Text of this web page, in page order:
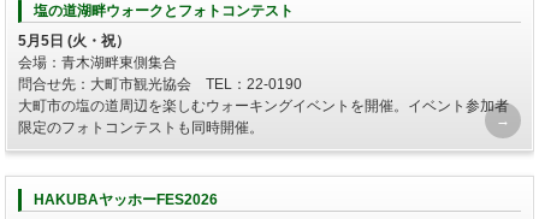
塩の道湖畔ウォークとフォトコンテスト
5月5日 (火・祝）
会場：青木湖畔東側集合
問合せ先：大町市観光協会 TEL：22-0190
大町市の塩の道周辺を楽しむウォーキングイベントを開催。イベント参加者
限定のフォトコンテストも同時開催。
HAKUBAヤッホーFES2026